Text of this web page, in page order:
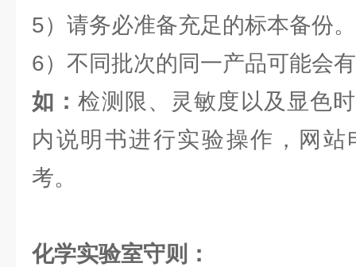
5）请务必准备充足的标本备份。
6）不同批次的同一产品可能会
如：检测限、灵敏度以及显色
内说明书进行实验操作，网
考。
化学实验室守则：